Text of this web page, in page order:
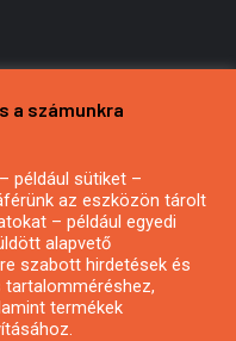
hírlevél
a számunkra
például sütiket –
az eszközön tárolt
– például egyedi
alapvető
szabott hirdetések és
termékek